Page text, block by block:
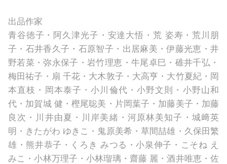
出品作家
青谷徳子・阿久津光子・安達大悟・荒 姿寿・荒川朋
子・石井香久子・石原智子・出居麻美・伊藤光恵・井
野若菜・弥永保子・岩竹理恵・牛尾卓巳・碓井千弘・
梅田祐子・扇 千花・大木敦子・大高亨・大竹夏紀・岡
本直枝・岡本泰子・小川倫代・小野文則・小野山和
代・加賀城 健・樫尾聡美・片岡葉子・加藤美子・加藤
良次・川井由夏・川岸美緒・河原林美知子・城﨑英
明・きたがわ ゆきこ・鬼原美希・草間喆雄・久保田繁
雄・熊井恭子・くろき みつる・小泉伸子・こそね え
みこ・小林万理子・小林瑠璃・齋藤 麗・酒井唯恵・佐